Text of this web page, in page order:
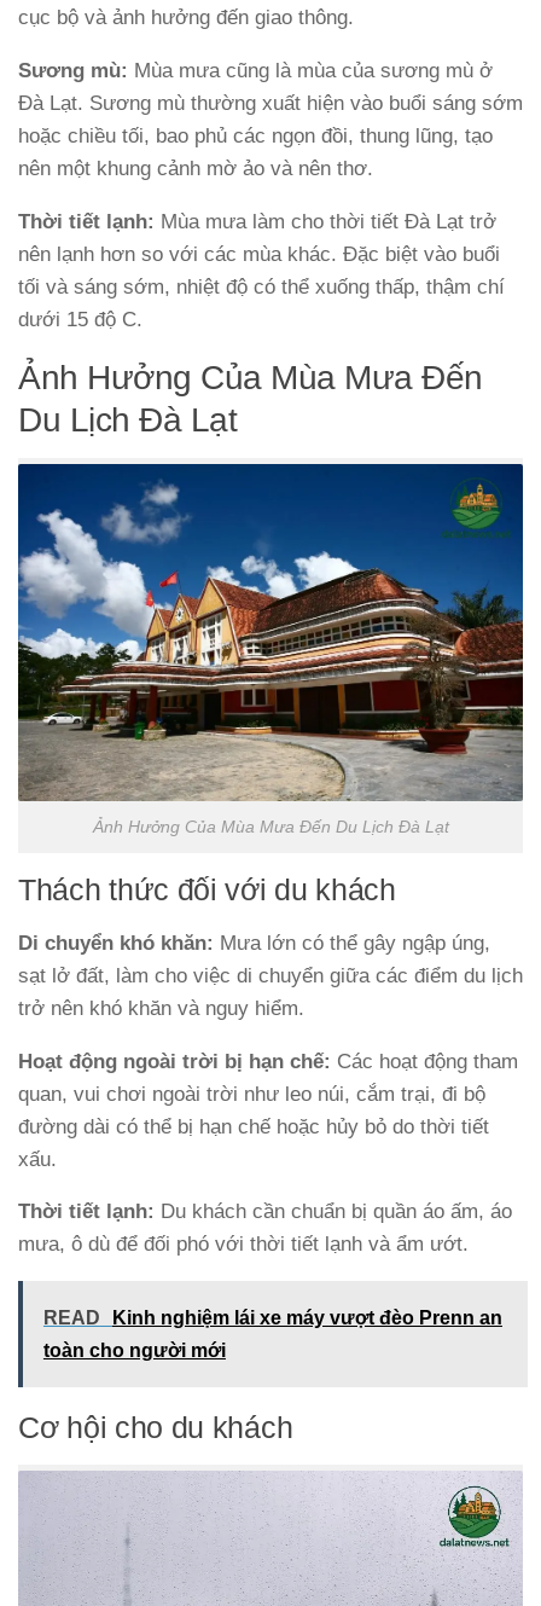
cục bộ và ảnh hưởng đến giao thông.
Sương mù: Mùa mưa cũng là mùa của sương mù ở
Đà Lạt. Sương mù thường xuất hiện vào buổi sáng sớm
hoặc chiều tối, bao phủ các ngọn đồi, thung lũng, tạo
nên một khung cảnh mờ ảo và nên thơ.
Thời tiết lạnh: Mùa mưa làm cho thời tiết Đà Lạt trở
nên lạnh hơn so với các mùa khác. Đặc biệt vào buổi
tối và sáng sớm, nhiệt độ có thể xuống thấp, thậm chí
dưới 15 độ C.
Ảnh Hưởng Của Mùa Mưa Đến
Du Lịch Đà Lạt
Ảnh Hưởng Của Mùa Mưa Đến Du Lịch Đà Lạt
Thách thức đối với du khách
Di chuyển khó khăn: Mưa lớn có thể gây ngập úng,
sạt lở đất, làm cho việc di chuyển giữa các điểm du lịch
trở nên khó khăn và nguy hiểm.
Hoạt động ngoài trời bị hạn chế: Các hoạt động tham
quan, vui chơi ngoài trời như leo núi, cắm trại, đi bộ
đường dài có thể bị hạn chế hoặc hủy bỏ do thời tiết
xấu.
Thời tiết lạnh: Du khách cần chuẩn bị quần áo ấm, áo
mưa, ô dù để đối phó với thời tiết lạnh và ẩm ướt.
READ
Kinh nghiệm lái xe máy vượt đèo Prenn an
toàn cho người mới
Cơ hội cho du khách